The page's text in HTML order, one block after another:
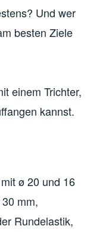
Und wer
besten Ziele
einem Trichter,
kannst.
ø 20 und 16
mm,
Rundelastik,